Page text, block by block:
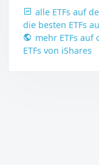
alle ETFs auf
die besten ETFs
mehr ETFs auf
ETFs von iShares